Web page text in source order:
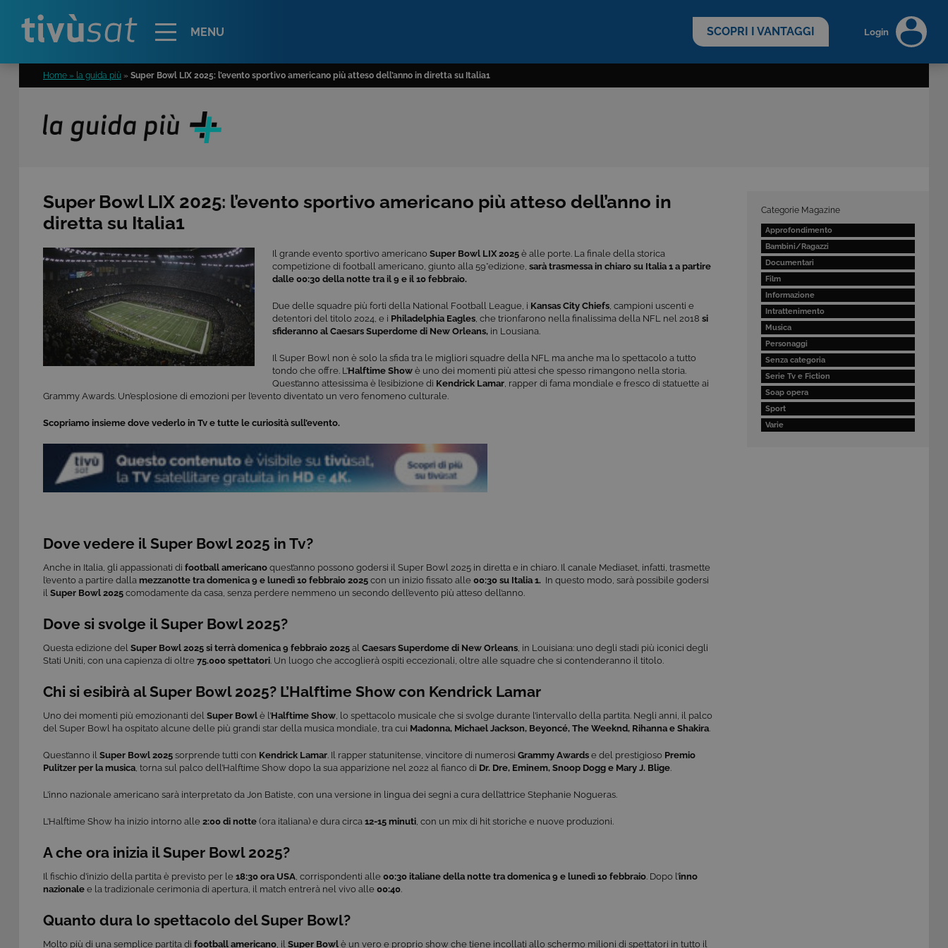
MENU SCOPRI I VANTAGGI Login
Home » la guida più » Super Bowl LIX 2025: l’evento sportivo americano più atteso dell’anno in diretta su Italia1
Categorie Magazine
Approfondimento
Bambini/Ragazzi
Documentari
Film
Informazione
Intrattenimento
Musica
Personaggi
Senza categoria
Serie Tv e Fiction
Soap opera
Sport
Varie
Super Bowl LIX 2025: l’evento sportivo americano più atteso dell’anno in
diretta su Italia1
Il grande evento sportivo americano Super Bowl LIX 2025 è alle porte. La finale della storica
competizione di football americano, giunto alla 59°edizione, sarà trasmessa in chiaro su Italia 1 a partire
dalle 00:30 della notte tra il 9 e il 10 febbraio.
Due delle squadre più forti della National Football League, i Kansas City Chiefs, campioni uscenti e
detentori del titolo 2024, e i Philadelphia Eagles, che trionfarono nella finalissima della NFL nel 2018 si
sfideranno al Caesars Superdome di New Orleans, in Lousiana.
Il Super Bowl non è solo la sfida tra le migliori squadre della NFL ma anche ma lo spettacolo a tutto
tondo che offre. L’Halftime Show è uno dei momenti più attesi che spesso rimangono nella storia.
Quest’anno attesissima è l’esibizione di Kendrick Lamar, rapper di fama mondiale e fresco di statuette ai
Grammy Awards. Un’esplosione di emozioni per l’evento diventato un vero fenomeno culturale.
Scopriamo insieme dove vederlo in Tv e tutte le curiosità sull’evento.
Dove vedere il Super Bowl 2025 in Tv?
Anche in Italia, gli appassionati di football americano quest’anno possono godersi il Super Bowl 2025 in diretta e in chiaro. Il canale Mediaset, infatti, trasmette
l’evento a partire dalla mezzanotte tra domenica 9 e lunedì 10 febbraio 2025 con un inizio fissato alle 00:30 su Italia 1. In questo modo, sarà possibile godersi
il Super Bowl 2025 comodamente da casa, senza perdere nemmeno un secondo dell’evento più atteso dell’anno.
Dove si svolge il Super Bowl 2025?
Questa edizione del Super Bowl 2025 si terrà domenica 9 febbraio 2025 al Caesars Superdome di New Orleans, in Louisiana: uno degli stadi più iconici degli
Stati Uniti, con una capienza di oltre 75.000 spettatori. Un luogo che accoglierà ospiti eccezionali, oltre alle squadre che si contenderanno il titolo.
Chi si esibirà al Super Bowl 2025? L’Halftime Show con Kendrick Lamar
Uno dei momenti più emozionanti del Super Bowl è l’Halftime Show, lo spettacolo musicale che si svolge durante l’intervallo della partita. Negli anni, il palco
del Super Bowl ha ospitato alcune delle più grandi star della musica mondiale, tra cui Madonna, Michael Jackson, Beyoncé, The Weeknd, Rihanna e Shakira.
Quest’anno il Super Bowl 2025 sorprende tutti con Kendrick Lamar. Il rapper statunitense, vincitore di numerosi Grammy Awards e del prestigioso Premio
Pulitzer per la musica, torna sul palco dell’Halftime Show dopo la sua apparizione nel 2022 al fianco di Dr. Dre, Eminem, Snoop Dogg e Mary J. Blige.
L’inno nazionale americano sarà interpretato da Jon Batiste, con una versione in lingua dei segni a cura dell’attrice Stephanie Nogueras.
L’Halftime Show ha inizio intorno alle 2:00 di notte (ora italiana) e dura circa 12-15 minuti, con un mix di hit storiche e nuove produzioni.
A che ora inizia il Super Bowl 2025?
Il fischio d’inizio della partita è previsto per le 18:30 ora USA, corrispondenti alle 00:30 italiane della notte tra domenica 9 e lunedì 10 febbraio. Dopo l’inno
nazionale e la tradizionale cerimonia di apertura, il match entrerà nel vivo alle 00:40.
Quanto dura lo spettacolo del Super Bowl?
Molto più di una semplice partita di football americano, il Super Bowl è un vero e proprio show che tiene incollati allo schermo milioni di spettatori in tutto il